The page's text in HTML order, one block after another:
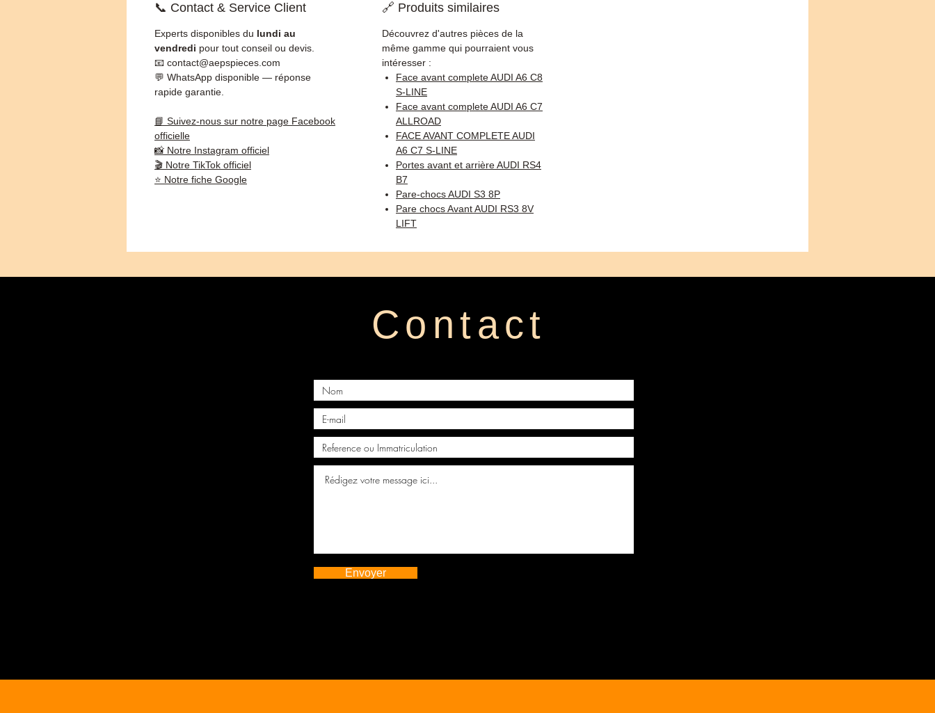
📞 Contact & Service Client
Experts disponibles du lundi au
vendredi pour tout conseil ou devis.
📧 contact@aepspieces.com
💬 WhatsApp disponible — réponse
rapide garantie.
📘 Suivez-nous sur notre page Facebook
officielle
📸 Notre Instagram officiel
🎬 Notre TikTok officiel
⭐ Notre fiche Google
🔗 Produits similaires
Découvrez d'autres pièces de la
même gamme qui pourraient vous
intéresser :
Face avant complete AUDI A6 C8
S-LINE
Face avant complete AUDI A6 C7
ALLROAD
FACE AVANT COMPLETE AUDI
A6 C7 S-LINE
Portes avant et arrière AUDI RS4
B7
Pare-chocs AUDI S3 8P
Pare chocs Avant AUDI RS3 8V
LIFT
Contact
Envoyer